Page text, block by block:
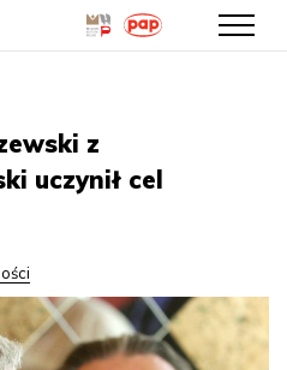
treści
z
uczynił cel